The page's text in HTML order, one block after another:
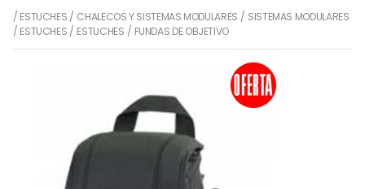
/ ESTUCHES / CHALECOS Y SISTEMAS MODULARES / SISTEMAS MODULARES
/ ESTUCHES / ESTUCHES / FUNDAS DE OBJETIVO